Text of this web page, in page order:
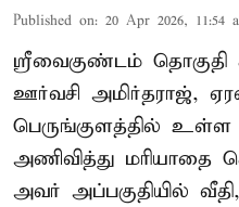
Published on: 20 Apr 2026, 11:54
ஸ்ரீவைகுண்டம் தொகுதி
ஊர்வசி அமிர்தராஜ்,
பெருங்குளத்தில்
அணிவித்து மரியாதை
அவர் அப்பகுதியில்